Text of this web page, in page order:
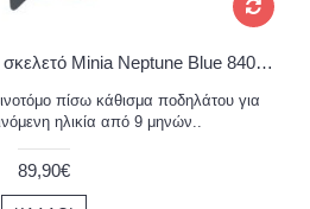
Κάθισμα Ποδηλάτου για σκελετό Minia Neptune Blue 8405600004
πίσω κάθισμα ποδηλάτου για
ηλικία από 9 μηνών..
89,90€